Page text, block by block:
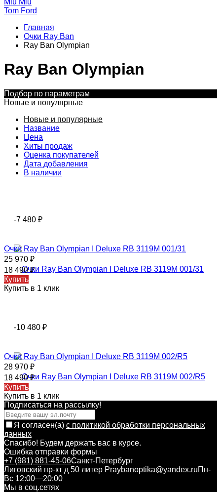
Miu Miu
Tom Ford
Главная
Очки Ray Ban
Ray Ban Olympian
Ray Ban Olympian
Подбор по параметрам
Новые и популярные
Новые и популярные
Название
Цена
Хиты продаж
Оценка покупателей
Дата добавления
В наличии
-7 480 ₽
Очки Ray Ban Olympian I Deluxe RB 3119M 001/31
25 970 ₽
18 490₽
Купить
Купить в 1 клик
-10 480 ₽
Очки Ray Ban Olympian I Deluxe RB 3119M 002/R5
28 970 ₽
18 490₽
Купить
Купить в 1 клик
Подписаться на рассылкy!
Я согласен(a) с политикой обработки персональных
данных
Спасибо! Будем держать вас в курсе.
Ошибка отправки формы
+7 (981) 881-45-06Санкт-Петербург
Лиговский пр-кт д 50 литер Рraybanoptika@yandex.ruПн-
Вс 12:00—20:00
Мы в соц.сетях